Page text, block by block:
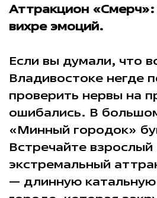
Аттракцион «Смерч»:
вихре эмоций.
Если вы думали, что
Владивостоке негде
проверить нервы на
ошибались. В
«Минный городок»
Встречайте взрослый
экстремальный
— длинную катальную